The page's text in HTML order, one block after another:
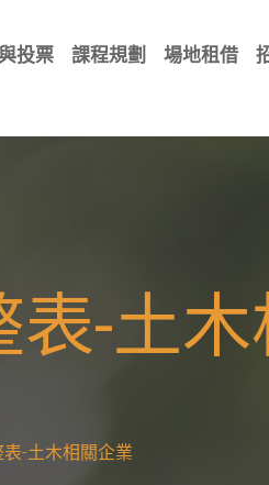
投票 課程規劃 場地租借
-土
-土木相關企業